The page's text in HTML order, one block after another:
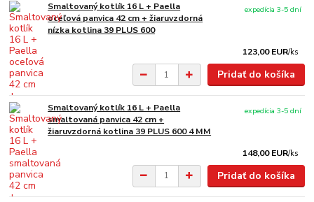
Smaltovaný kotlík 16 L + Paella
oceľová panvica 42 cm + žiaruvzdorná
nízka kotlina 39 PLUS 600
123,00 EUR/ks
expedícia 3-5 dní
Pridať do košíka
Smaltovaný kotlík 16 L + Paella
smaltovaná panvica 42 cm +
žiaruvzdorná kotlina 39 PLUS 600 4 MM
148,00 EUR/ks
expedícia 3-5 dní
Pridať do košíka